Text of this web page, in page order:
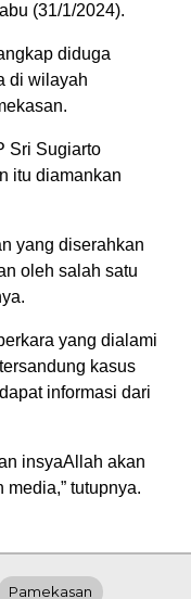
(31/1/2024).
diduga
di wilayah
Sri Sugiarto
itu diamankan
yang diserahkan
oleh salah satu
yang dialami
kasus
informasi dari
insyaAllah akan
tutupnya.
Pamekasan